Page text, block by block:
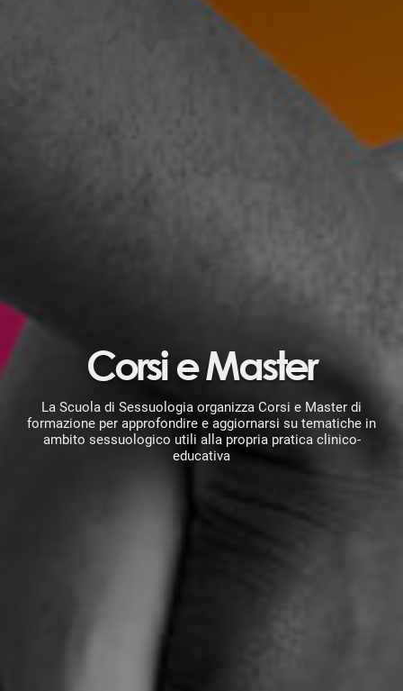
Corsi e Master
La Scuola di Sessuologia organizza Corsi e Master di
formazione per approfondire e aggiornarsi su tematiche in
ambito sessuologico utili alla propria pratica clinico-
educativa